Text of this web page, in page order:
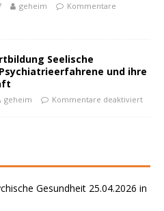
geheim
Kommentare
Seelische
und ihre
geheim Kommentare deaktiviert
Gesundheit 25.04.2026 in